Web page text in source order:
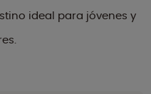
ideal para jóvenes y